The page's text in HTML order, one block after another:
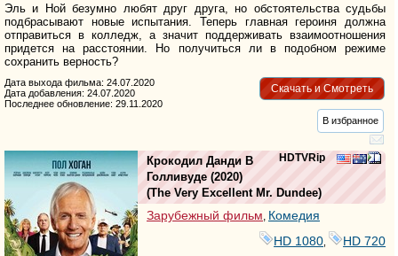
Эль и Ной безумно любят друг друга, но обстоятельства судьбы
подбрасывают новые испытания. Теперь главная героиня должна
отправиться в колледж, а значит поддерживать взаимоотношения
придется на расстоянии. Но получиться ли в подобном режиме
сохранить верность?
Скачать и Смотреть
Дата выхода фильма: 24.07.2020
Дата добавления: 24.07.2020
Последнее обновление: 29.11.2020
В избранное
HDTVRip
Крокодил Данди В
Голливуде (2020)
(The Very Excellent Mr. Dundee)
Зарубежный фильм, Комедия
HD 1080
HD 720